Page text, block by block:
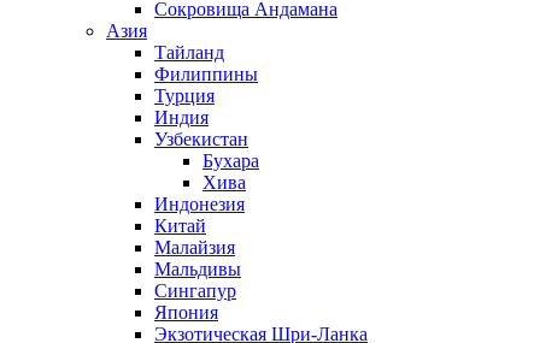
Сокровища Андамана
Азия
Тайланд
Филиппины
Турция
Индия
Узбекистан
Бухара
Хива
Индонезия
Китай
Малайзия
Мальдивы
Сингапур
Япония
Экзотическая Шри-Ланка